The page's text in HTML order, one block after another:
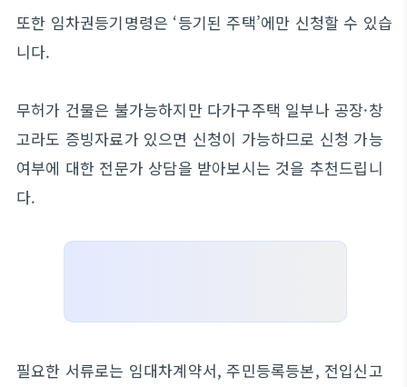
또한 임차권등기명령은 ‘등기된 주택’에만 신청할 수 있습
니다.
무허가 건물은 불가능하지만 다가구주택 일부나 공장·창
고라도 증빙자료가 있으면 신청이 가능하므로 신청 가능
여부에 대한 전문가 상담을 받아보시는 것을 추천드립니
다.
필요한 서류로는 임대차계약서, 주민등록등본, 전입신고